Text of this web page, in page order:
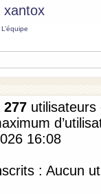
xantox
L’équipe
277
16:08
: Aucun